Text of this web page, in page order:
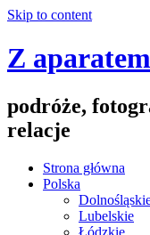
Skip to content
Z
podróże,
relacje
Strona główna
Polska
Lubelskie
Łódzkie